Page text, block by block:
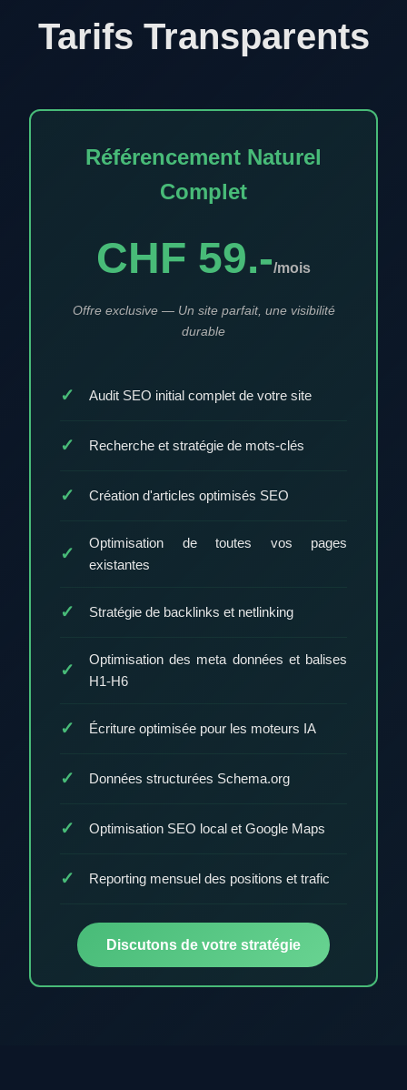
Tarifs Transparents
Référencement Naturel
Complet
CHF 59.-/mois
Offre exclusive — Un site parfait, une visibilité
durable
Audit SEO initial complet de votre site
Recherche et stratégie de mots-clés
Création d'articles optimisés SEO
Optimisation de toutes vos pages
existantes
Stratégie de backlinks et netlinking
Optimisation des meta données et balises
H1-H6
Écriture optimisée pour les moteurs IA
Données structurées Schema.org
Optimisation SEO local et Google Maps
Reporting mensuel des positions et trafic
Discutons de votre stratégie